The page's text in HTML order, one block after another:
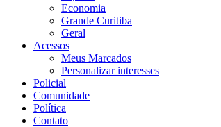
Economia
Grande Curitiba
Geral
Acessos
Meus Marcados
Personalizar interesses
Policial
Comunidade
Política
Contato